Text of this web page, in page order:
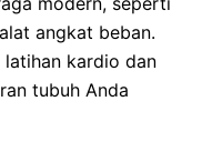
angkat beban.
kardio dan
tubuh Anda